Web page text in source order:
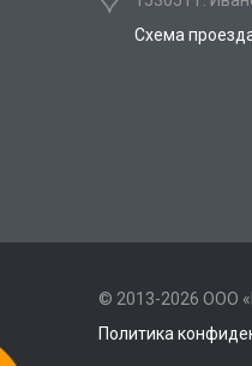
Схема
© 2013-2026 ООО
Политика